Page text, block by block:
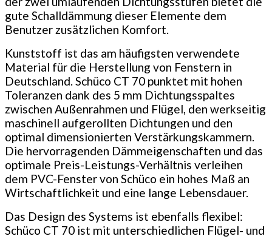
gute Schalldämmung dieser Elemente dem
Benutzer zusätzlichen Komfort.
Kunststoff ist das am häufigsten verwendete
Material für die Herstellung von Fenstern in
Deutschland. Schüco CT 70 punktet mit hohen
Toleranzen dank des 5 mm Dichtungsspaltes
zwischen Außenrahmen und Flügel, den werkseitig
maschinell aufgerollten Dichtungen und den
optimal dimensionierten Verstärkungskammern.
Die hervorragenden Dämmeigenschaften und das
optimale Preis-Leistungs-Verhältnis verleihen
dem PVC-Fenster von Schüco ein hohes Maß an
Wirtschaftlichkeit und eine lange Lebensdauer.
Das Design des Systems ist ebenfalls flexibel:
Schüco CT 70 ist mit unterschiedlichen Flügel- und